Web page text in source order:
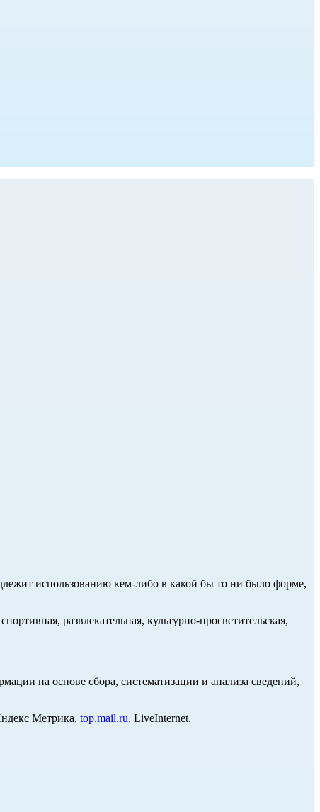
использованию кем-либо в какой бы то ни было форме,
развлекательная, культурно-просветительская,
на основе сбора, систематизации и анализа сведений,
Метрика, top.mail.ru, LiveInternet.